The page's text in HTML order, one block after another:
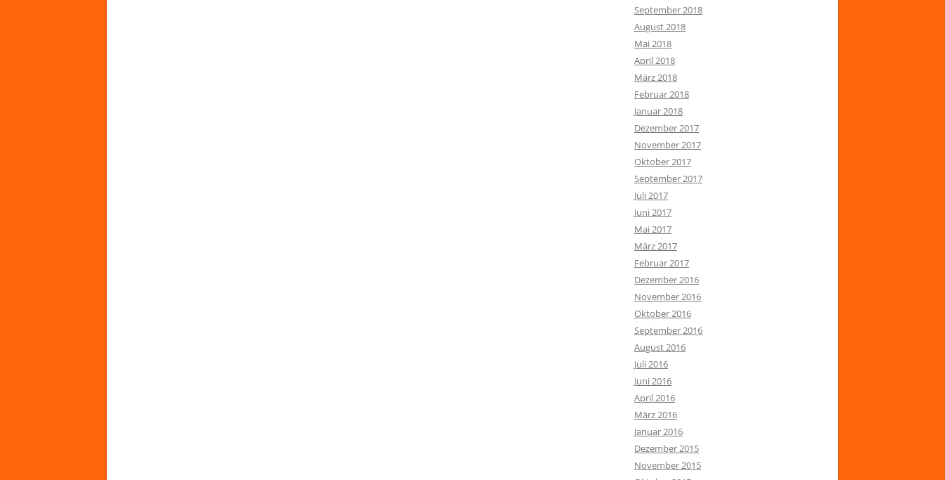
September 2018
August 2018
Mai 2018
April 2018
März 2018
Februar 2018
Januar 2018
Dezember 2017
November 2017
Oktober 2017
September 2017
Juli 2017
Juni 2017
Mai 2017
März 2017
Februar 2017
Dezember 2016
November 2016
Oktober 2016
September 2016
August 2016
Juli 2016
Juni 2016
April 2016
März 2016
Januar 2016
Dezember 2015
November 2015